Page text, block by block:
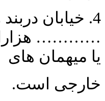
4. خیابان
…………
یا میهمان های
خارجی است.